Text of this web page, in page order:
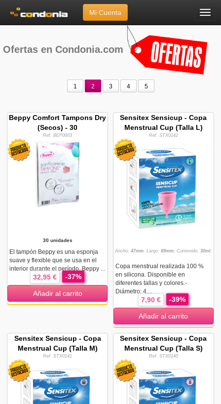
Menú
Mi Cuenta
Ofertas en Condonia.com
1 2 3 4 5
Beppy Comfort Tampons Dry
(Secos) - 30
Ref. BEP0003
30 unidades
El tampón Beppy es una esponja
suave y flexible que se usa en el
interior durante el período. Beppy ...
32,95 € -37%
Añadir al carrito
Sensitex Sensicup - Copa
Menstrual Cup (Talla L)
Ref. STX0142
Ancho: 47mm. Largo: 69mm. Contenido: 30ml.
Copa menstrual realizada 100 %
en silicona. Disponible en
diferentes tallas y colores.-
Diámetro: 4,...
7,90 € -39%
Añadir al carrito
Sensitex Sensicup - Copa
Menstrual Cup (Talla M)
Ref. STX0141
Sensitex Sensicup - Copa
Menstrual Cup (Talla S)
Ref. STX0140